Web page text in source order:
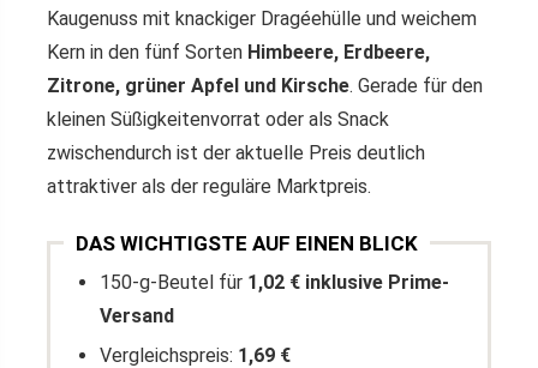
Kaugenuss mit knackiger Dragéehülle und weichem
Kern in den fünf Sorten Himbeere, Erdbeere,
Zitrone, grüner Apfel und Kirsche. Gerade für den
kleinen Süßigkeitenvorrat oder als Snack
zwischendurch ist der aktuelle Preis deutlich
attraktiver als der reguläre Marktpreis.
DAS WICHTIGSTE AUF EINEN BLICK
150-g-Beutel für 1,02 € inklusive Prime-
Versand
Vergleichspreis: 1,69 €